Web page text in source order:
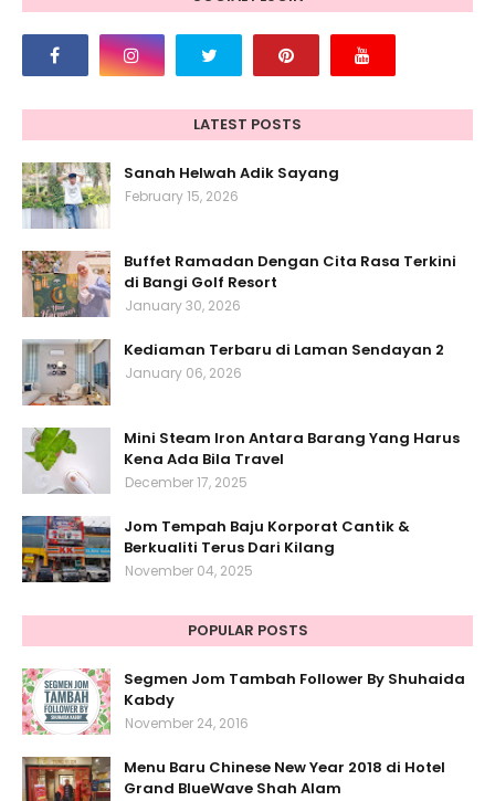
LATEST POSTS
Sanah Helwah Adik Sayang
February 15, 2026
Buffet Ramadan Dengan Cita Rasa Terkini
di Bangi Golf Resort
January 30, 2026
Kediaman Terbaru di Laman Sendayan 2
January 06, 2026
Mini Steam Iron Antara Barang Yang Harus
Kena Ada Bila Travel
December 17, 2025
Jom Tempah Baju Korporat Cantik &
Berkualiti Terus Dari Kilang
November 04, 2025
POPULAR POSTS
Segmen Jom Tambah Follower By Shuhaida
Kabdy
November 24, 2016
Menu Baru Chinese New Year 2018 di Hotel
Grand BlueWave Shah Alam